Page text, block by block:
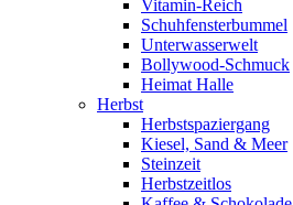
Vitamin-Reich
Schuhfensterbummel
Unterwasserwelt
Bollywood-Schmuck
Heimat Halle
Herbst
Herbstspaziergang
Kiesel, Sand & Meer
Steinzeit
Herbstzeitlos